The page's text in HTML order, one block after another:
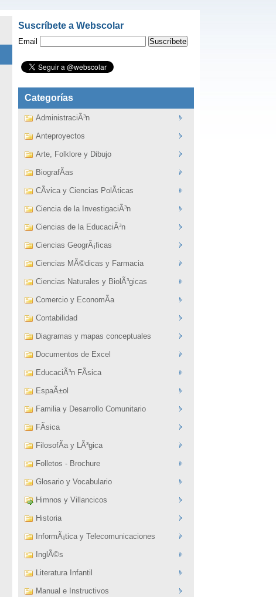
Suscríbete a Webscolar
Email
Categorías
AdministraciÃ³n
Anteproyectos
Arte, Folklore y Dibujo
BiografÃ­as
CÃ­vica y Ciencias PolÃ­ticas
Ciencia de la InvestigaciÃ³n
Ciencias de la EducaciÃ³n
Ciencias GeogrÃ¡ficas
Ciencias MÃ©dicas y Farmacia
Ciencias Naturales y BiolÃ³gicas
Comercio y EconomÃ­a
Contabilidad
Diagramas y mapas conceptuales
Documentos de Excel
EducaciÃ³n FÃ­sica
EspaÃ±ol
Familia y Desarrollo Comunitario
FÃ­sica
FilosofÃ­a y LÃ³gica
Folletos - Brochure
Glosario y Vocabulario
Himnos y Villancicos
Historia
InformÃ¡tica y Telecomunicaciones
InglÃ©s
Literatura Infantil
Manual e Instructivos